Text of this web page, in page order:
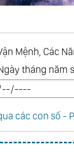
Chap 447
Chap 435
Chap 431
Chap 427
Chap 419
Chap 415
Mệnh, Các
tháng năm
các con số -